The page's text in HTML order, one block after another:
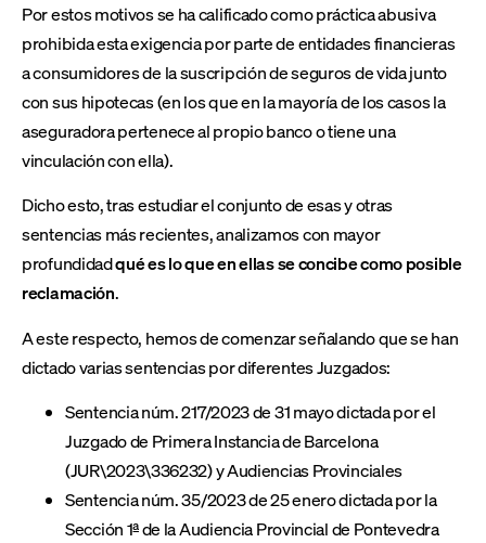
Por estos motivos se ha calificado como práctica abusiva
prohibida esta exigencia por parte de entidades financieras
a consumidores de la suscripción de seguros de vida junto
con sus hipotecas (en los que en la mayoría de los casos la
aseguradora pertenece al propio banco o tiene una
vinculación con ella).
Dicho esto, tras estudiar el conjunto de esas y otras
sentencias más recientes, analizamos con mayor
profundidadqué es lo que en ellas se concibe como posible
reclamación.
A este respecto, hemos de comenzar señalando que se han
dictado varias sentencias por diferentes Juzgados:
Sentencia núm. 217/2023 de 31 mayo dictada por el
Juzgado de Primera Instancia de Barcelona
(JUR\2023\336232) y Audiencias Provinciales
Sentencia núm. 35/2023 de 25 enero dictada por la
Sección 1ª de la Audiencia Provincial de Pontevedra